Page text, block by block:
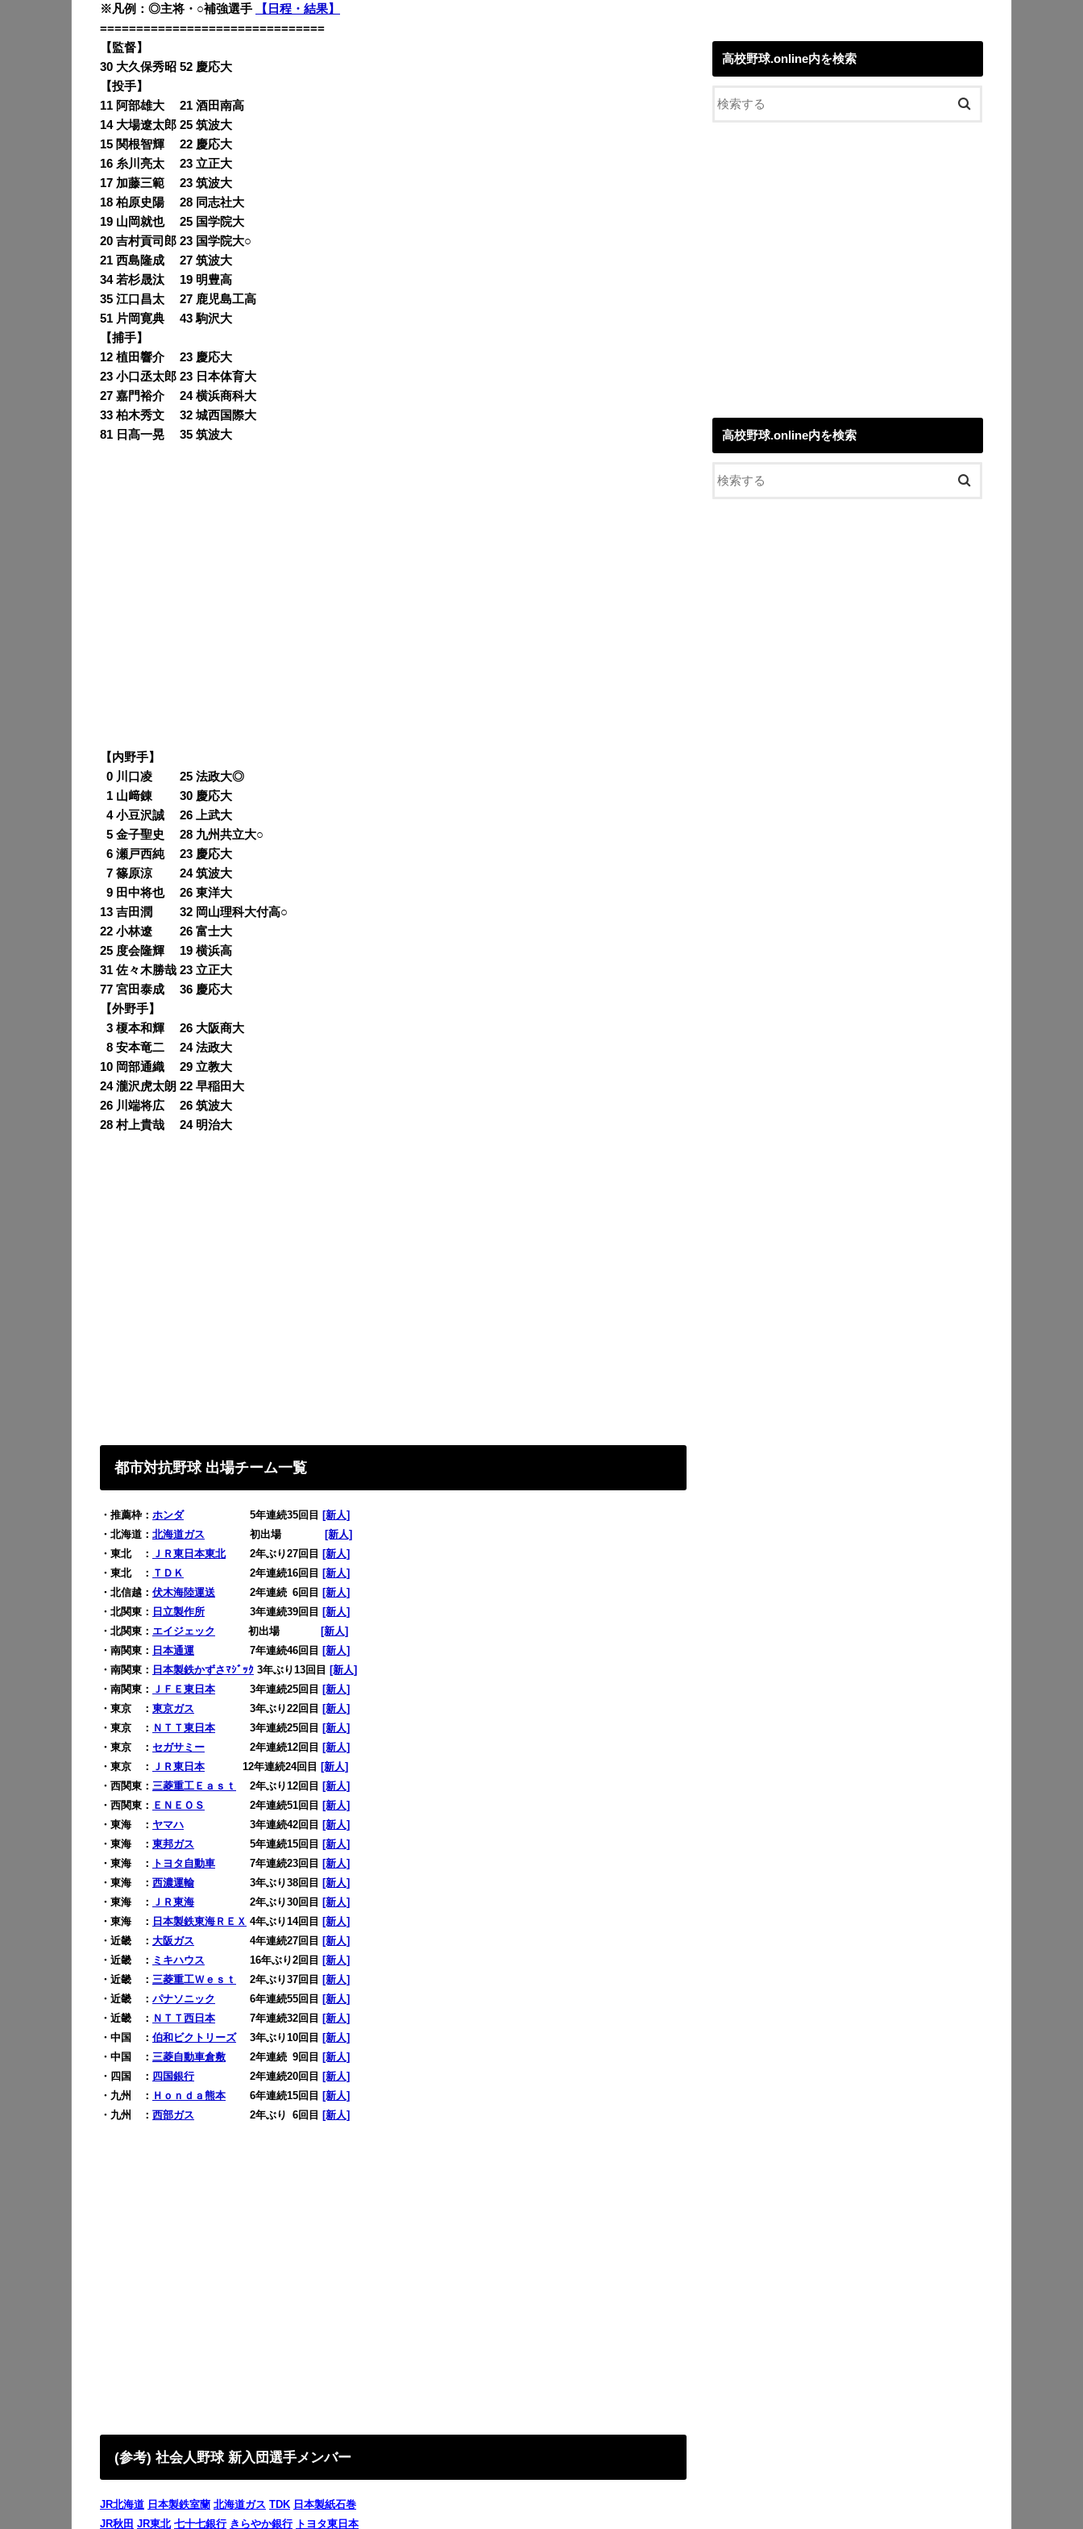
※凡例：◎主将・○補強選手
【日程・結果】
===============================
【監督】
30 大久保秀昭 52 慶応大
【投手】
11 阿部雄大 21 酒田南高
14 大場遼太郎 25 筑波大
15 関根智輝 22 慶応大
16 糸川亮太 23 立正大
17 加藤三範 23 筑波大
18 柏原史陽 28 同志社大
19 山岡就也 25 国学院大
20 吉村貢司郎 23 国学院大○
21 西島隆成 27 筑波大
34 若杉晟汰 19 明豊高
35 江口昌太 27 鹿児島工高
51 片岡寛典 43 駒沢大
【捕手】
12 植田響介 23 慶応大
23 小口丞太郎 23 日本体育大
27 嘉門裕介 24 横浜商科大
33 柏木秀文 32 城西国際大
81 日髙一晃 35 筑波大
【内野手】
0 川口凌 25 法政大◎
1 山﨑錬 30 慶応大
4 小豆沢誠 26 上武大
5 金子聖史 28 九州共立大○
6 瀬戸西純 23 慶応大
7 篠原涼 24 筑波大
9 田中将也 26 東洋大
13 吉田潤 32 岡山理科大付高○
22 小林遼 26 富士大
25 度会隆輝 19 横浜高
31 佐々木勝哉 23 立正大
77 宮田泰成 36 慶応大
【外野手】
3 榎本和輝 26 大阪商大
8 安本竜二 24 法政大
10 岡部通織 29 立教大
24 瀧沢虎太朗 22 早稲田大
26 川端将広 26 筑波大
28 村上貴哉 24 明治大
都市対抗野球 出場チーム一覧
・推薦枠： ホンダ5年連続35回目 [新人]
・北海道： 北海道ガス 初出場
[新人]
・東北 ： ＪＲ東日本東北2年ぶり27回目 [新人]
・東北 ： ＴＤＫ 2年連続16回目 [新人]
・北信越： 伏木海陸運送 2年連続 6回目 [新人]
・北関東： 日立製作所 3年連続39回目 [新人]
・北関東： エイジェック 初出場
[新人]
・南関東： 日本通運 7年連続46回目 [新人]
・南関東： 日本製鉄かずさﾏｼﾞｯｸ 3年ぶり13回目 [新人]
・南関東： ＪＦＥ東日本 3年連続25回目 [新人]
・東京 ： 東京ガス 3年ぶり22回目 [新人]
・東京 ： ＮＴＴ東日本 3年連続25回目 [新人]
・東京 ： セガサミー 2年連続12回目 [新人]
・東京 ： ＪＲ東日本 12年連続24回目 [新人]
・西関東： 三菱重工Ｅａｓｔ 2年ぶり12回目 [新人]
・西関東： ＥＮＥＯＳ 2年連続51回目 [新人]
・東海 ： ヤマハ 3年連続42回目 [新人]
・東海 ： 東邦ガス 5年連続15回目 [新人]
・東海 ： トヨタ自動車 7年連続23回目 [新人]
・東海 ： 西濃運輸 3年ぶり38回目 [新人]
・東海 ： ＪＲ東海 2年ぶり30回目 [新人]
・東海 ： 日本製鉄東海ＲＥＸ 4年ぶり14回目 [新人]
・近畿 ： 大阪ガス 4年連続27回目 [新人]
・近畿 ： ミキハウス 16年ぶり2回目 [新人]
・近畿 ： 三菱重工Ｗｅｓｔ 2年ぶり37回目 [新人]
・近畿 ： パナソニック 6年連続55回目 [新人]
・近畿 ： ＮＴＴ西日本 7年連続32回目 [新人]
・中国 ： 伯和ビクトリーズ3年ぶり10回目 [新人]
・中国 ： 三菱自動車倉敷 2年連続 9回目 [新人]
・四国 ： 四国銀行2年連続20回目 [新人]
・九州 ： Ｈｏｎｄａ熊本 6年連続15回目 [新人]
・九州 ： 西部ガス 2年ぶり 6回目 [新人]
(参考) 社会人野球 新入団選手メンバー
JR北海道 日本製鉄室蘭 北海道ガス TDK 日本製紙石巻
JR秋田 JR東北 七十七銀行 きらやか銀行 トヨタ東日本
高校野球.online内を検索
高校野球.online内を検索